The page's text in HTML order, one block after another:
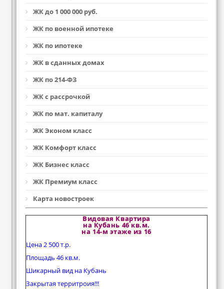
ЖК до 1 000 000 руб.
ЖК по военной ипотеке
ЖК по ипотеке
ЖК в сданных домах
ЖК по 214-ФЗ
ЖК с рассрочкой
ЖК по мат. капиталу
ЖК Эконом класс
ЖК Комфорт класс
ЖК Бизнес класс
ЖК Премиум класс
Карта новостроек
Видовая Квартира
на Кубань 46 кв.м.
на 14-м этаже из 16
Цена 2 500 т.р.
Площадь 46 кв.м.
Шикарный вид на Кубань
Закрытая территроия!!!